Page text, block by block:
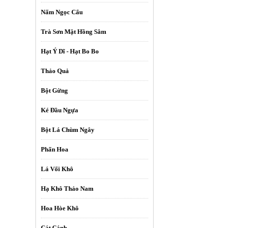
Nấm Ngọc Cẩu
Trà Sơn Mật Hồng Sâm
Hạt Ý Dĩ - Hạt Bo Bo
Thảo Quả
Bột Gừng
Ké Đầu Ngựa
Bột Lá Chùm Ngây
Phấn Hoa
Lá Vối Khô
Hạ Khô Thảo Nam
Hoa Hòe Khô